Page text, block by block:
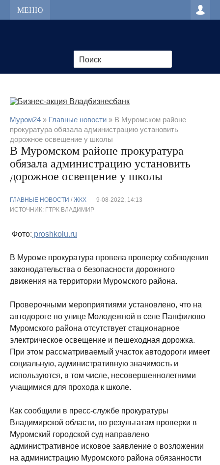
МЕНЮ
Муром24 » Главные новости » В Муромском районе
прокуратура обязала администрацию установить
дорожное освещение у школы
В Муромском районе прокуратура
обязала администрацию установить
дорожное освещение у школы
ГЛАВНЫЕ НОВОСТИ / ЖКХ
9-08-2022, 14:13
ИСТОЧНИК: ГТРК ВЛАДИМИР
Фото: proshkolu.ru
В Муроме прокуратура провела проверку соблюдения
законодательства о безопасности дорожного
движения на территории Муромского района.
Проверочными мероприятиями установлено, что на
автодороге по улице Молодежной в селе Панфилово
Муромского района отсутствует стационарное
электрическое освещение и пешеходная дорожка.
При этом рассматриваемый участок автодороги имеет
социальную, административную значимость и
используются, в том числе, несовершеннолетними
учащимися для прохода к школе.
Как сообщили в пресс-службе прокуратуры
Владимирской области, по результатам проверки в
Муромский городской суд направлено
административное исковое заявление о возложении
на администрацию Муромского района обязанности